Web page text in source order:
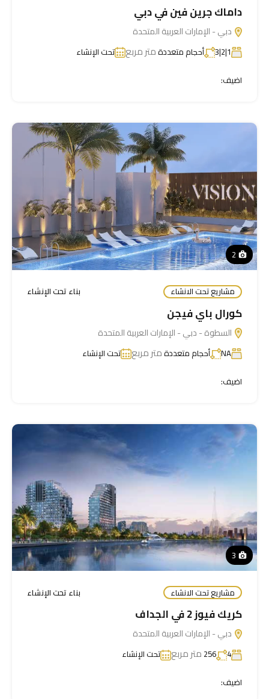
داماك جرين فين في دبي
دبي - الإمارات العربية المتحدة
1|2|3 أحجام متعددةمتر مربع
تحت الإنشاء
اضيف:
2
مشاريع تحت الانشاء بناء تحت الإنشاء
كورال باي فيجن
السطوة - دبي - الإمارات العربية المتحدة
NA أحجام متعددةمتر مربع
تحت الإنشاء
اضيف:
3
مشاريع تحت الانشاء بناء تحت الإنشاء
كريك فيوز 2 في الجداف
دبي - الإمارات العربية المتحدة
4
256 متر مربع
تحت الإنشاء
اضيف: